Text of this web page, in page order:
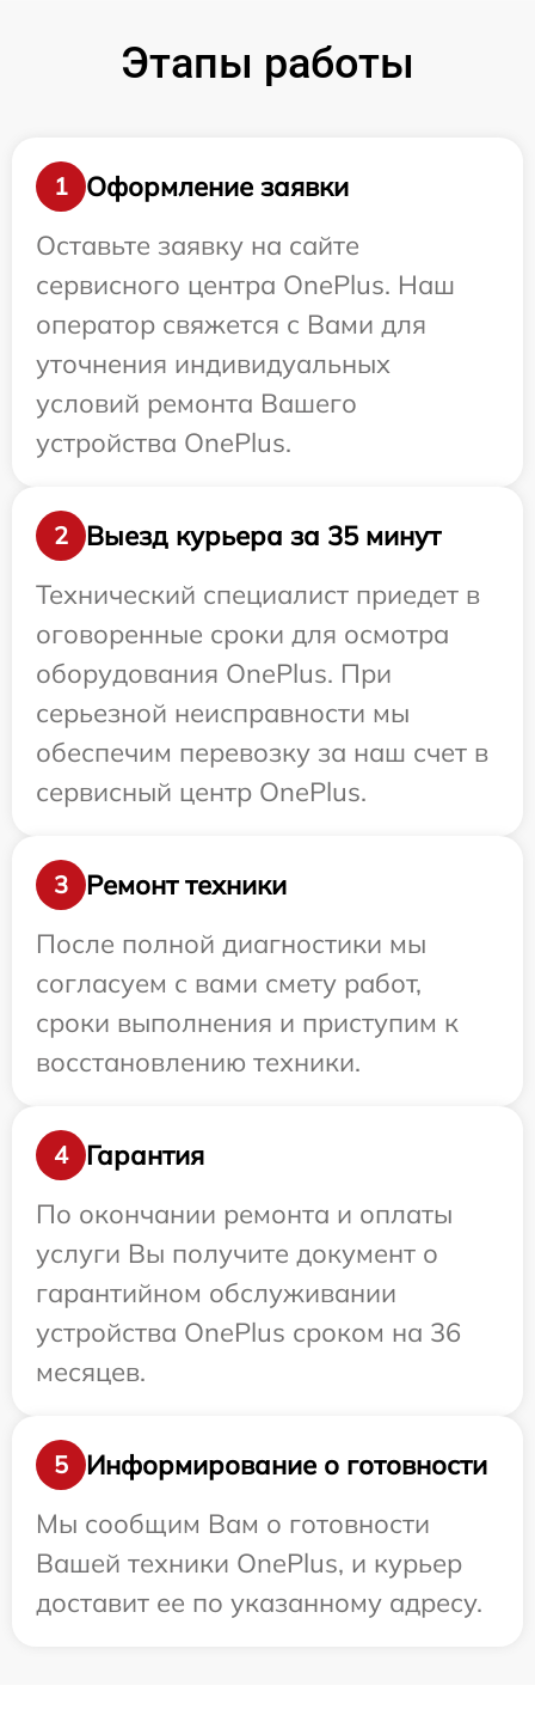
Этапы работы
1
Оформление заявки
Оставьте заявку на сайте
сервисного центра OnePlus. Наш
оператор свяжется с Вами для
уточнения индивидуальных
условий ремонта Вашего
устройства OnePlus.
2
Выезд курьера за 35 минут
Технический специалист приедет в
оговоренные сроки для осмотра
оборудования OnePlus. При
серьезной неисправности мы
обеспечим перевозку за наш счет в
сервисный центр OnePlus.
3
Ремонт техники
После полной диагностики мы
согласуем с вами смету работ,
сроки выполнения и приступим к
восстановлению техники.
4
Гарантия
По окончании ремонта и оплаты
услуги Вы получите документ о
гарантийном обслуживании
устройства OnePlus сроком на 36
месяцев.
5
Информирование о готовности
Мы сообщим Вам о готовности
Вашей техники OnePlus, и курьер
доставит ее по указанному адресу.